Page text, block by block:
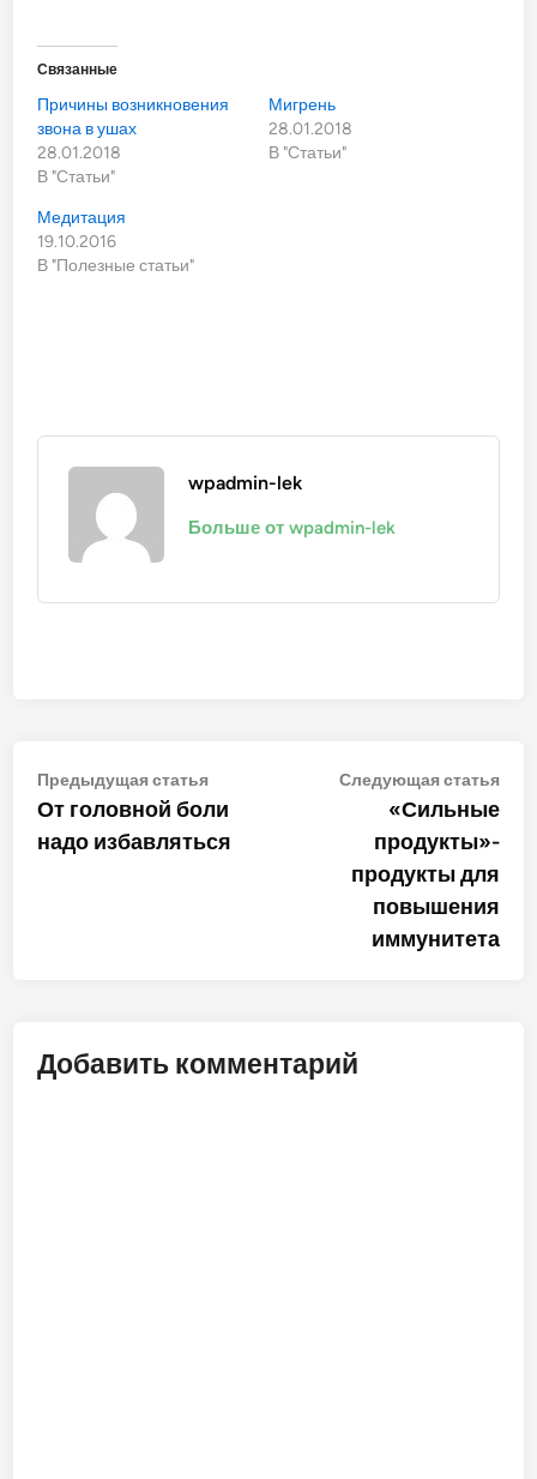
Связанные
Причины возникновения
звона в ушах
28.01.2018
В "Статьи"
Мигрень
28.01.2018
В "Статьи"
Медитация
19.10.2016
В "Полезные статьи"
wpadmin-lek
Больше от wpadmin-lek
Навигация
по
записям
Предыдущая статьяПредыдущая
статья:
От головной боли
надо избавляться
Следующая статья
«Сильные
продукты»-
продукты для
повышения
иммунитета
Добавить комментарий